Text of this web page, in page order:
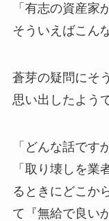
「有志の資産家
そういえばこん
蒼芽の疑問にそ
思い出したよう
「どんな話です
「取り壊しを業
るときにどこか
て『無給で良い